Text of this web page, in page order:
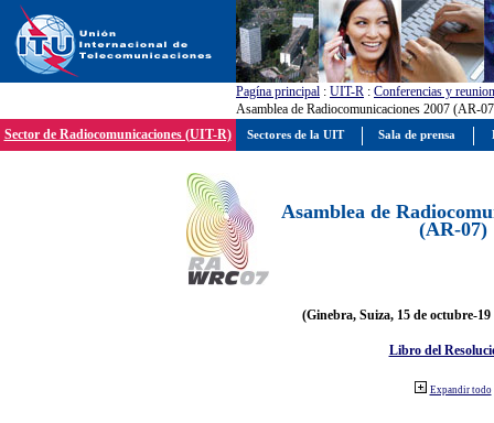
Pagína principal : UIT-R : Conferencias y
Asamblea de Radiocomunicaciones 2007 (AR-
Sector de Radiocomunicaciones (UIT-R)
Asamblea de
(AR-07)
(Ginebra, Suiza, 15 de octubre-19
Libro del
Expandir todo
Sectores de la UIT Sala de prensa